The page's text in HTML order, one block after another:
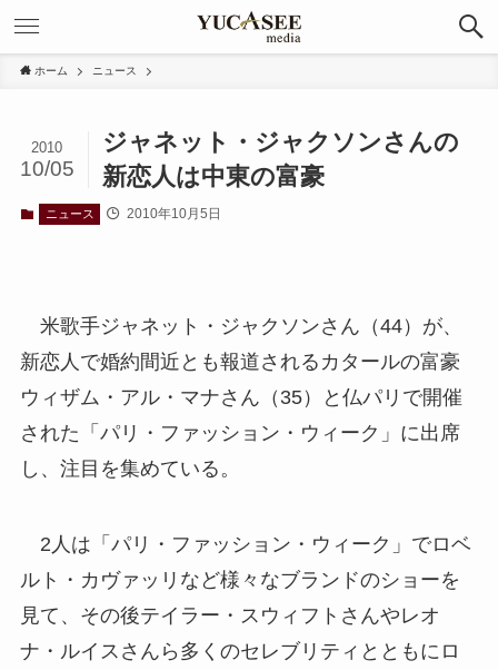
ホーム ニュース
ジャネット・ジャクソンさんの
新恋人は中東の富豪
2010
10/05
ニュース 2010年10月5日
米歌手ジャネット・ジャクソンさん（44）が、
新恋人で婚約間近とも報道されるカタールの富豪
ウィザム・アル・マナさん（35）と仏パリで開催
された「パリ・ファッション・ウィーク」に出席
し、注目を集めている。
2人は「パリ・ファッション・ウィーク」でロベ
ルト・カヴァッリなど様々なブランドのショーを
見て、その後テイラー・スウィフトさんやレオ
ナ・ルイスさんら多くのセレブリティとともにロ